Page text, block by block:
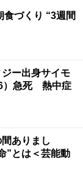
づくり “3週間
ー出身サイモ
）急死 熱中症
ありまし
”とは＜芸能動